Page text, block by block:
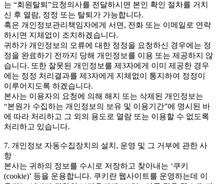
는 “회원탈퇴”요청의사를 전달하시면 본인 확인 절차를 거치
신 후 열람, 정정 또는 탈퇴가 가능합니다.
혹은 개인정보관리책임자에게 서면, 전화 또는 이메일로 연락
하시면 지체없이 조치하겠습니다.
귀하가 개인정보의 오류에 대한 정정을 요청하신 경우에는 정
정을 완료하기 전까지 당해 개인정보를 이용 또는 제공하지 않
습니다. 또한 잘못된 개인정보를 제3자에게 이미 제공한 경우
에는 정정 처리결과를 제3자에게 지체없이 통지하여 정정이
이루어지도록 하겠습니다.
본사는 이용자의 요청에 의해 해지 또는 삭제된 개인정보는
“본원가 수집하는 개인정보의 보유 및 이용기간”에 명시된 바
에 따라 처리하고 그 외의 용도로 열람 또는 이용할 수 없도록
처리하고 있습니다.
7. 개인정보 자동수집장치의 설치, 운영 및 그 거부에 관한 사
항
본사는 귀하의 정보를 수시로 저장하고 찾아내는 ‘쿠키
(cookie)’ 등을 운용합니다. 쿠키란 웹사이트를 운영하는데 이